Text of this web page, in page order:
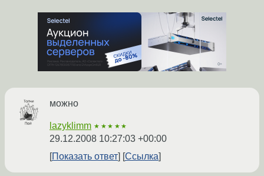
можно
lazyklimm ★★★★★
29.12.2008 10:27:03 +00:00
Показать ответ
Ссылка